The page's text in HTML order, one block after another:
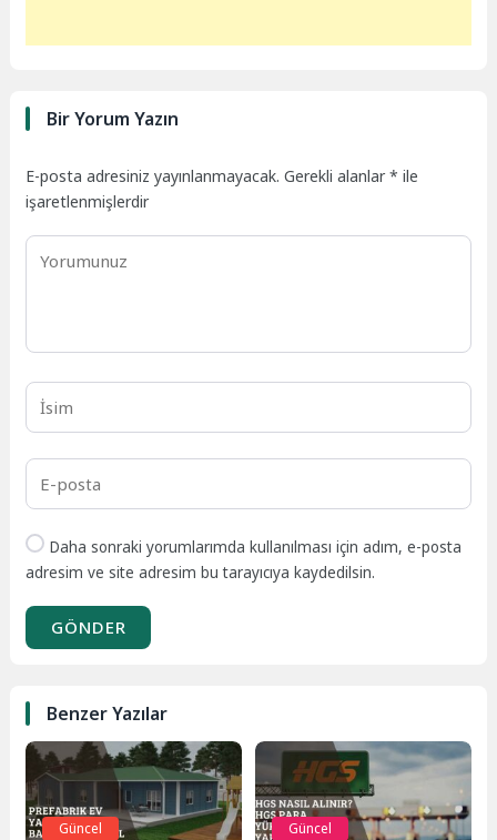
Bir Yorum Yazın
E-posta adresiniz yayınlanmayacak. Gerekli alanlar* ile
işaretlenmişlerdir
Daha sonraki yorumlarımda kullanılması için adım, e-posta
adresim ve site adresim bu tarayıcıya kaydedilsin.
GÖNDER
Benzer Yazılar
Güncel Güncel